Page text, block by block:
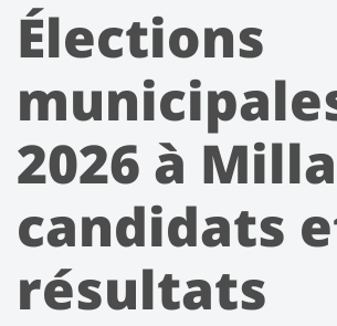
Élections
2026 à
candidats
résultats